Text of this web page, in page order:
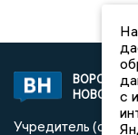
НОВОСТИ
Учредитель
с